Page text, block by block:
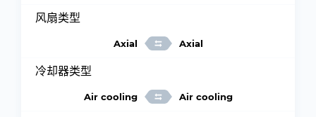
风扇类型
Axial Axial
冷却器类型
Air cooling Air cooling